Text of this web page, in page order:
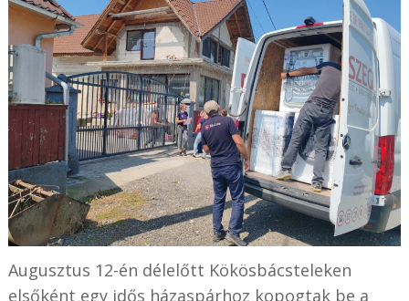
Augusztus 12-én délelőtt Kökösbácsteleken
elsőként egy idős házaspárhoz kopogtak be a